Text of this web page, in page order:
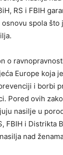
RS i FBIH
spola što
o
Europe koja
i borbi
Pored ovih
nasilje u
FBIH i Distrikta
nad